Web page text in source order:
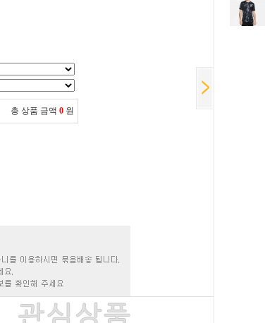
총 상품 금액 0 원